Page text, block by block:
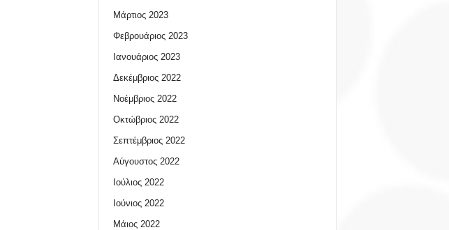
Μάρτιος 2023
Φεβρουάριος 2023
Ιανουάριος 2023
Δεκέμβριος 2022
Νοέμβριος 2022
Οκτώβριος 2022
Σεπτέμβριος 2022
Αύγουστος 2022
Ιούλιος 2022
Ιούνιος 2022
Μάιος 2022